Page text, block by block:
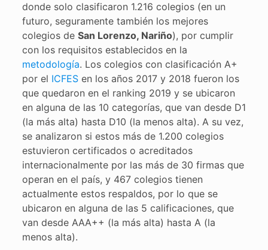
donde solo clasificaron 1.216 colegios (en un
futuro, seguramente también los mejores
colegios de San Lorenzo, Nariño), por cumplir
con los requisitos establecidos en la
metodología. Los colegios con clasificación A+
por el ICFESen los años 2017 y 2018 fueron los
que quedaron en el ranking 2019 y se ubicaron
en alguna de las 10 categorías, que van desde D1
(la más alta) hasta D10 (la menos alta). A su vez,
se analizaron si estos más de 1.200 colegios
estuvieron certificados o acreditados
internacionalmente por las más de 30 firmas que
operan en el país, y 467 colegios tienen
actualmente estos respaldos, por lo que se
ubicaron en alguna de las 5 calificaciones, que
van desde AAA++ (la más alta) hasta A (la
menos alta).